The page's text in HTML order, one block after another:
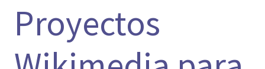
Proyectos